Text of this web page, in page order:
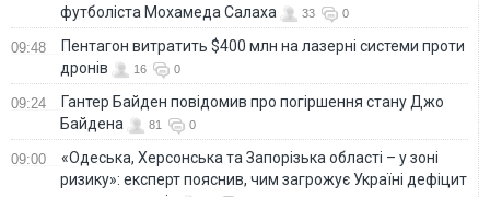
футболіста Мохамеда Салаха
33 0
09:48
Пентагон витратить $400 млн на лазерні системи проти
дронів
16 0
09:24
Гантер Байден повідомив про погіршення стану Джо
Байдена
81 0
09:00
«Одеська, Херсонська та Запорізька області – у зоні
ризику»: експерт пояснив, чим загрожує Україні дефіцит